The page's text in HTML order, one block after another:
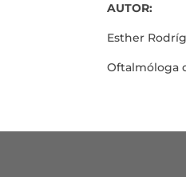
AUTOR:
Esther
Oftalmóloga